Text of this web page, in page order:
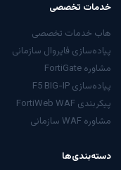
خدمات تخصصی
هاب خدمات تخصصی
پیاده‌سازی فایروال سازمانی
مشاوره FortiGate
پیاده‌سازی F5 BIG-IP
پیکربندی FortiWeb WAF
مشاوره WAF سازمانی
دسته‌بندی‌ها